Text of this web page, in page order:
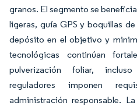
granos. El segmento se
ligeras, guía GPS y boquillas
depósito en el objetivo y
tecnológicas continúan
pulverización foliar,
reguladores imponen
administración responsable.